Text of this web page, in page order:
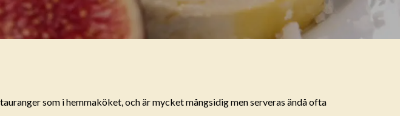
som i hemmaköket, och är mycket mångsidig men serveras ändå ofta